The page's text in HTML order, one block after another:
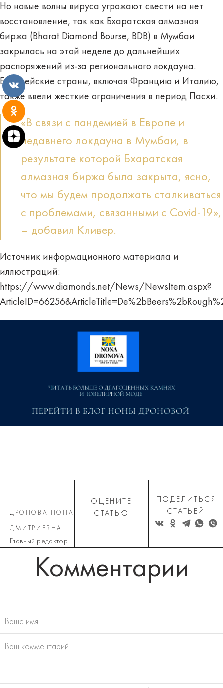
Но новые волны вируса угрожают свести на нет
восстановление, так как Бхаратская алмазная
биржа (Bharat Diamond Bourse, BDB) в Мумбаи
закрылась на этой неделе до дальнейших
распоряжений из-за регионального локдауна.
Европейские страны, включая Францию и Италию,
также ввели жесткие ограничения в период Пасхи.
«В связи с пандемией в Европе и
недавнего локдауна в Мумбаи, в
результате которой Бхаратская
алмазная биржа была закрыта, ясно,
что мы будем продолжать сталкиваться
с проблемами, связанными с Covid-19»,
– добавил Кливер.
Источник информационного материала и
иллюстраций:
https://www.diamonds.net/News/NewsItem.aspx?
ДРОНОВА НОНА
ДМИТРИЕВНА
Главный редактор
ОЦЕНИТЕ
СТАТЬЮ
ПОДЕЛИТЬСЯ
СТАТЬЕЙ
Комментарии